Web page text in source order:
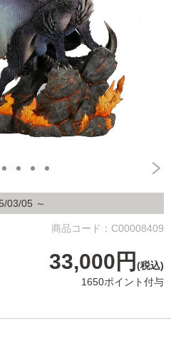
03/05 ～
商品コード：C00008409
33,000円 (税込)
1650ポイント付与